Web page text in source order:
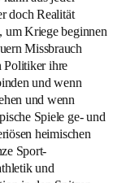
doch Realität
um Kriege beginnen
Missbrauch
Politiker ihre
und wenn
und wenn
Spiele ge- und
heimischen
Sport-
und